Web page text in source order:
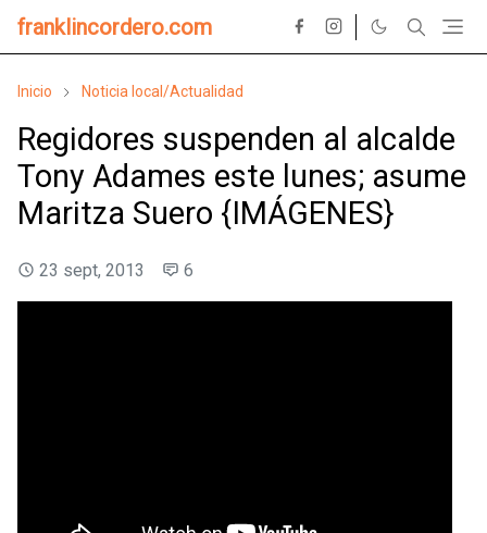
franklincordero.com
Inicio Noticia local/Actualidad
Regidores suspenden al alcalde
Tony Adames este lunes; asume
Maritza Suero {IMÁGENES}
23 sept, 2013 6